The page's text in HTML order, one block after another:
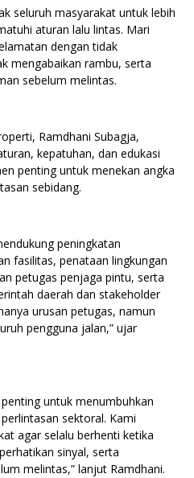
seluruh masyarakat untuk lebih
aturan lalu lintas. Mari
dengan tidak
mengabaikan rambu, serta
sebelum melintas.
Ramdhani Subagja,
kepatuhan, dan edukasi
penting untuk menekan angka
sebidang.
peningkatan
fasilitas, penataan lingkungan
petugas penjaga pintu, serta
daerah dan stakeholder
urusan petugas, namun
pengguna jalan,” ujar
untuk menumbuhkan
sektoral. Kami
agar selalu berhenti ketika
sinyal, serta
melintas,” lanjut Ramdhani.